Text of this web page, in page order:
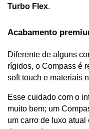
Turbo Flex.
Acabamento
Diferente de alguns
rígidos, o Compass é
soft touch e materiais
Esse cuidado com o
muito bem; um
um carro de luxo